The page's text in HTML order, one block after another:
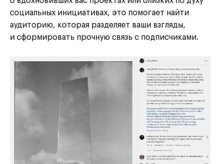
социальных инициативах, это помогает найти
аудиторию, которая разделяет ваши взгляды,
и сформировать прочную связь с подписчиками.